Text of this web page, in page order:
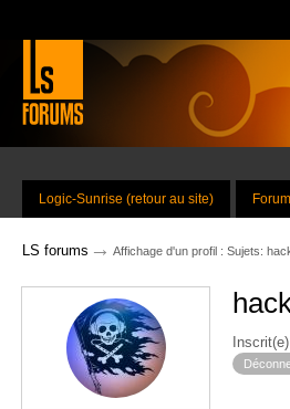
Logic-Sunrise (retour au site)
LS forums → Affichage d'un profil : Sujets: